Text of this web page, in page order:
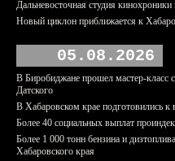
Дальневосточная студия
Новый циклон приближается к
05.08.2026
В Биробиджане прошел мастер-класс
Датского
В Хабаровском крае
Более 40 социальных выплат
Более 1 000 тонн бензина и
Хабаровского края